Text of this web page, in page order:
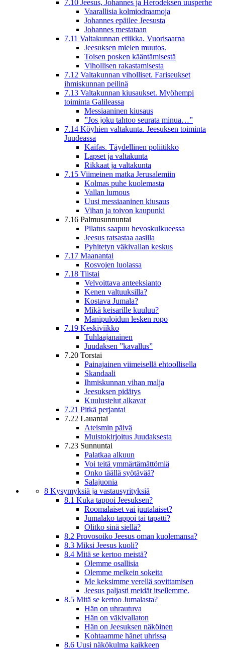
7.10 Jeesus, Johannes ja Herodeksen uusperhe
Vaarallisia kolmiodraamoja
Johannes epäilee Jeesusta
Johannes mestataan
7.11 Valtakunnan etiikka. Vuorisaarna
Jeesuksen mielen muutos.
Toisen posken kääntämisestä
Vihollisen rakastamisesta
7.12 Valtakunnan viholliset. Fariseukset
ihmiskunnan peilinä
7.13 Valtakunnan kiusaukset. Myöhempi
toiminta Galileassa
Messiaaninen kiusaus
”Jos joku tahtoo seurata minua…”
7.14 Köyhien valtakunta. Jeesuksen toiminta
Juudeassa
Kaifas. Täydellinen poliitikko
Lapset ja valtakunta
Rikkaat ja valtakunta
7.15 Viimeinen matka Jerusalemiin
Kolmas puhe kuolemasta
Vallan lumous
Uusi messiaaninen kiusaus
Vihan ja toivon kaupunki
7.16 Palmusunnuntai
Pilatus saapuu hevoskulkueessa
Jeesus ratsastaa aasilla
Pyhitetyn väkivallan keskus
7.17 Maanantai
Rosvojen luolassa
7.18 Tiistai
Velvoittava anteeksianto
Kenen valtuuksilla?
Kostava Jumala?
Mikä keisarille kuuluu?
Manipuloidun lesken ropo
7.19 Keskiviikko
Tuhlaajanainen
Juudaksen ”kavallus”
7.20 Torstai
Painajainen viimeisellä ehtoollisella
Skandaali
Ihmiskunnan vihan malja
Jeesuksen pidätys
Kuulustelut alkavat
7.21 Pitkä perjantai
7.22 Lauantai
Ateismin päivä
Muistokirjoitus Juudaksesta
7.23 Sunnuntai
Palatkaa alkuun
Voi teitä ymmärtämättömiä
Onko täällä syötävää?
Salajuonia
8 Kysymyksiä ja vastausyrityksiä
8.1 Kuka tappoi Jeesuksen?
Roomalaiset vai juutalaiset?
Jumalako tappoi tai tapatti?
Olitko sinä siellä?
8.2 Provosoiko Jeesus oman kuolemansa?
8.3 Miksi Jeesus kuoli?
8.4 Mitä se kertoo meistä?
Olemme osallisia
Olemme melkein sokeita
Me keksimme verellä sovittamisen
Jeesus paljasti meidät itsellemme.
8.5 Mitä se kertoo Jumalasta?
Hän on uhrautuva
Hän on väkivallaton
Hän on Jeesuksen näköinen
Kohtaamme hänet uhrissa
8.6 Uusi näkökulma kaikkeen